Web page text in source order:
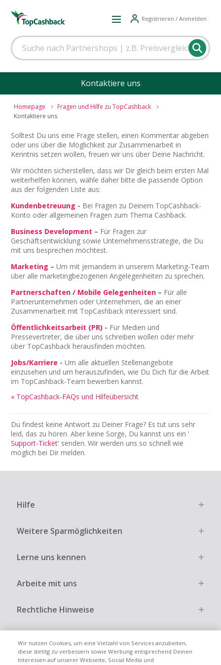
Registrieren / Anmelden
Kontaktiere uns
Homepage
Fragen und Hilfe zu TopCashback
Kontaktiere uns
Solltest Du uns eine Frage stellen, einen Kommentar abgeben
oder uns über die Möglichkeit zur Zusammenarbeit in
Kenntnis setzen wollen, freuen wir uns über Deine Nachricht.
Wir möchten sicherstellen, dass wir Dir gleich beim ersten Mal
weiterhelfen können, wähle daher bitte die passende Option
aus der folgenden Liste aus:
Kundenbetreuung - Bei Fragen zu Deinem TopCashback-
Konto oder allgemeinen Fragen zum Thema Cashback.
Business Development – Für Fragen zur
Geschäftsentwicklung sowie Unternehmensstrategie, die Du
mit uns besprechen möchtest.
Marketing –Um mit jemandem in unserem Marketing-Team
über alle marketingbezogenen Angelegenheiten zu sprechen.
Partnerschaften / Mobile Gelegenheiten – Für alle
Partnerunternehmen oder Unternehmen, die an einer
Zusammenarbeit mit TopCashback interessiert sind.
Öffentlichkeitsarbeit (PR) - Für Medien und
Pressevertreter, die über uns schreiben wollen oder mehr
über TopCashback herausfinden möchten.
Jobs/Karriere -Um alle aktuellen Stellenangebote
einzusehen und um herauszufinden, wie Du Dich für die Arbeit
im TopCashback-Team bewerben kannst.
« TopCashback-FAQs und Hilfeübersicht
Du findest keine Antwort zu Deiner Frage? Es tut uns sehr
leid, das zu hören. Aber keine Sorge, Du kannst uns ein '
Support-Ticket' senden. Wir werden uns so schnell wie
möglich bei Dir melden.
Hilfe
Weitere Sparmöglichkeiten
Lerne uns kennen
Arbeite mit uns
Rechtliche Hinweise
Wir nutzen Cookies, um eine Vielzahl von Services anzubeiten,
diese stetitg zu verbessern sowie Werbung entsprechend Deinen
Interessen auf unserer Webseite, Social Media und